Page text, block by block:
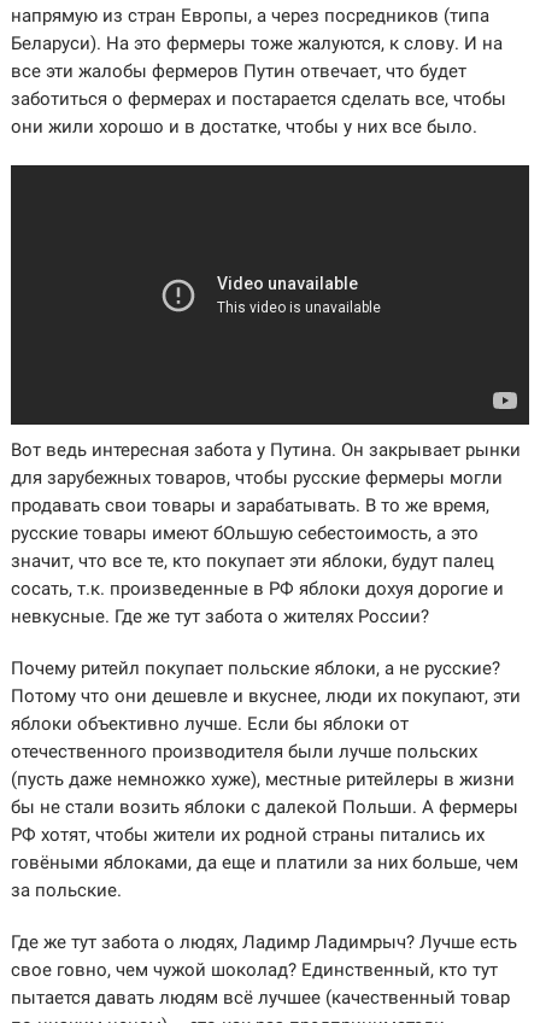
напрямую из стран Европы, а через посредников (типа
Беларуси). На это фермеры тоже жалуются, к слову. И на
все эти жалобы фермеров Путин отвечает, что будет
заботиться о фермерах и постарается сделать все, чтобы
они жили хорошо и в достатке, чтобы у них все было.
Вот ведь интересная забота у Путина. Он закрывает рынки
для зарубежных товаров, чтобы русские фермеры могли
продавать свои товары и зарабатывать. В то же время,
русские товары имеют бОльшую себестоимость, а это
значит, что все те, кто покупает эти яблоки, будут палец
сосать, т.к. произведенные в РФ яблоки дохуя дорогие и
невкусные. Где же тут забота о жителях России?
Почему ритейл покупает польские яблоки, а не русские?
Потому что они дешевле и вкуснее, люди их покупают, эти
яблоки объективно лучше. Если бы яблоки от
отечественного производителя были лучше польских
(пусть даже немножко хуже), местные ритейлеры в жизни
бы не стали возить яблоки с далекой Польши. А фермеры
РФ хотят, чтобы жители их родной страны питались их
говёными яблоками, да еще и платили за них больше, чем
за польские.
Где же тут забота о людях, Ладимр Ладимрыч? Лучше есть
свое говно, чем чужой шоколад? Единственный, кто тут
пытается давать людям всё лучшее (качественный товар